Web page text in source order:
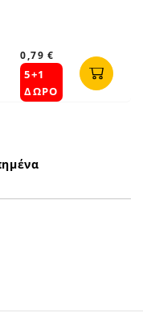
0,79 €
5+1
ΔΩΡΟ